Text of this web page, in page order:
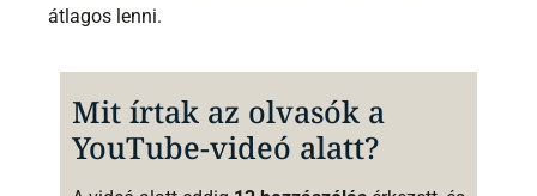
átlagos lenni.
Mit írtak az olvasók a
YouTube-videó alatt?